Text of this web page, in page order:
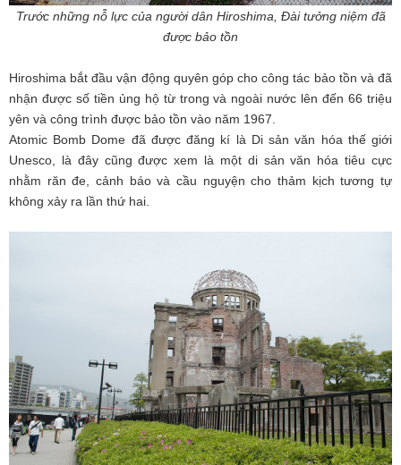
Trước những nỗ lực của người dân Hiroshima, Đài tưởng niệm đã
được bảo tồn
Hiroshima bắt đầu vận động quyên góp cho công tác bảo tồn và đã
nhận được số tiền ủng hộ từ trong và ngoài nước lên đến 66 triệu
yên và công trình được bảo tồn vào năm 1967.
Atomic Bomb Dome đã được đăng kí là Di sản văn hóa thế giới
Unesco, là đây cũng được xem là một di sản văn hóa tiêu cực
nhằm răn đe, cảnh báo và cầu nguyện cho thảm kịch tương tự
không xảy ra lần thứ hai.